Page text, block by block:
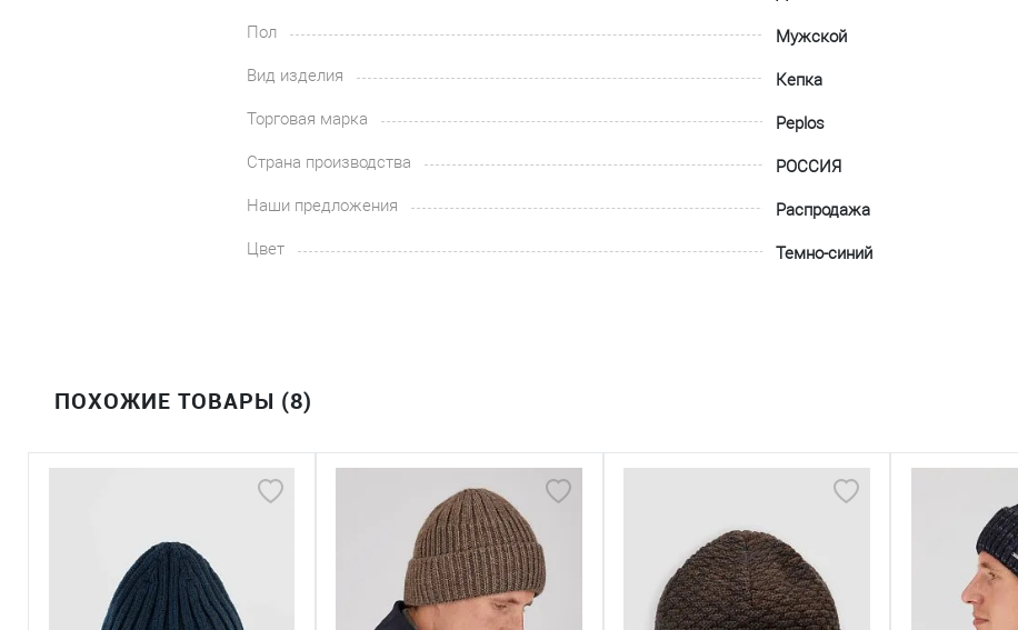
Пол
Мужской
Вид изделия
Кепка
Торговая марка
Peplos
Страна производства
РОССИЯ
Наши предложения
Распродажа
Цвет
Темно-синий
ПОХОЖИЕ ТОВАРЫ (8)